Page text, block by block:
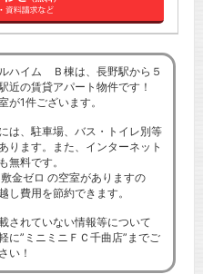
ハイム Ｂ棟は、長野駅から５
近の賃貸アパート物件です！
が1件ございます。
は、駐車場、バス・トイレ別等
ります。また、インターネット
無料です。
金ゼロ の空室がありますの
し費用を節約できます。
されていない情報等について
に”ミニミニＦＣ千曲店”までご
い！